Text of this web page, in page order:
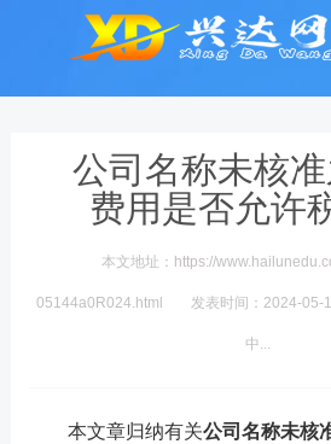
公司名称未核
费用是否允许
本文地址：https://
05144a0R024.html 发表时间：2024-05-
中...
本文章归纳有关公司名称未核